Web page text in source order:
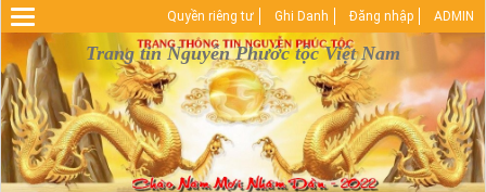
Warning: Undefined array key "HTTP_REFERER" in
D:\vhosts\nguyenphuoctoc.info\httpdocs\index.phpon line 29
Trang tin Nguyễn Phước tộc Việt Nam
Quyền riêng tư Ghi Danh Đăng nhập ADMIN